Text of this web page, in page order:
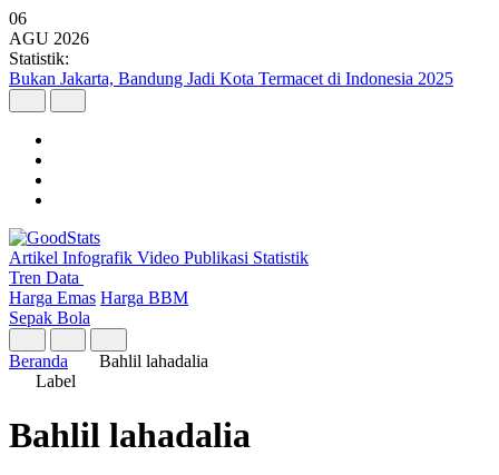
06
AGU 2026
Statistik:
Bukan Jakarta, Bandung Jadi Kota Termacet di Indonesia 2025
Artikel Infografik Video Publikasi Statistik
Tren Data
Harga Emas Harga BBM
Sepak Bola
Beranda
Bahlil lahadalia
Label
Bahlil lahadalia